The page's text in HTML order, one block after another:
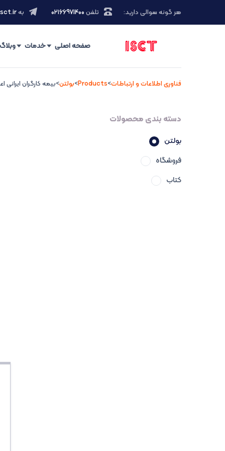
هر گونه سوالی دارید: تلفن ۰۲۱66971400 به
صفحه اصلی خدمات وبلاگ
فناوری اطلاعات و ارتباطات>
Products
>بولتن>بیمه کارگران ایرانی
دسته بندی محصولات
بولتن
فروشگاه
کتاب